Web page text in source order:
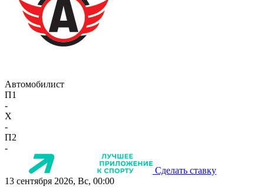
Автомобилист
П1
-
X
-
П2
-
Сделать ставку
13 сентября 2026, Вс, 00:00